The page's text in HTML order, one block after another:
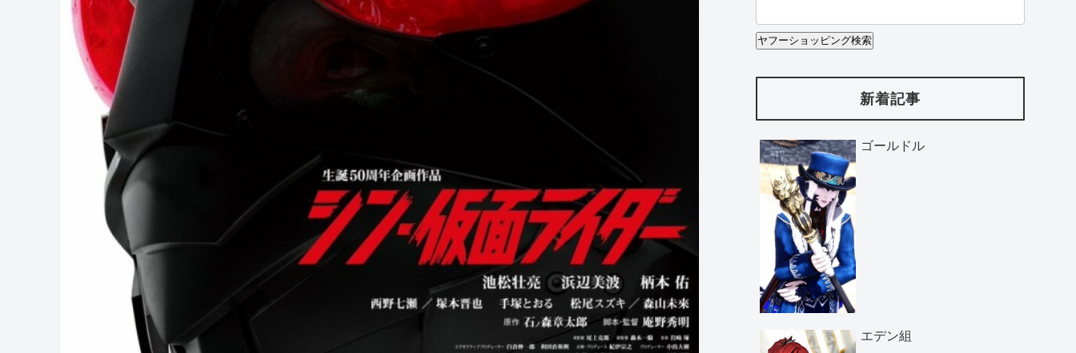
新着記事
ゴールドル
エデン組